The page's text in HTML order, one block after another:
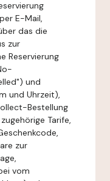
E-Mail,
das die
zur
Reservierung
und
und Uhrzeit),
Bestellung
Tarife,
zur
vom